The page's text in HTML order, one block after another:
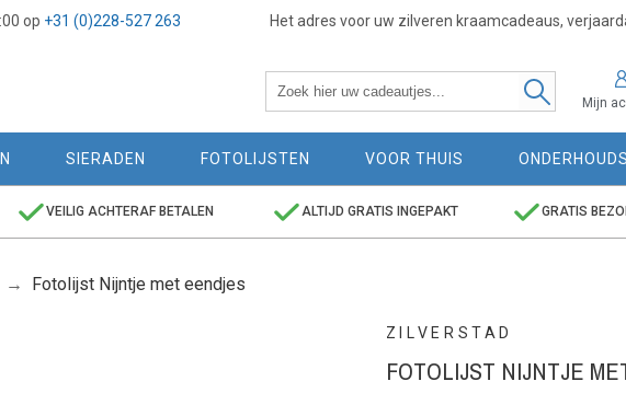
op +31 (0)228-527 263
Het adres voor uw zilveren kraamcadeaus,
Mijn
SIERADEN FOTOLIJSTEN VOOR THUIS
VEILIG ACHTERAF BETALEN ALTIJD GRATIS INGEPAKT GRATIS
Fotolijst Nijntje met eendjes
ZILVERSTAD
FOTOLIJST NIJNTJE